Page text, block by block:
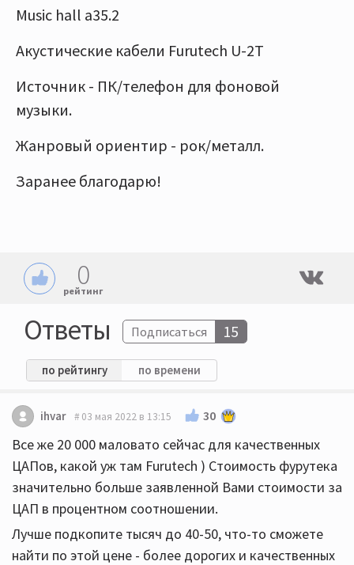
Music hall a35.2
Акустические кабели Furutech U-2T
Источник - ПК/телефон для фоновой
музыки.
Жанровый ориентир - рок/металл.
Заранее благодарю!
0
рейтинг
Ответы Подписаться 15
по рейтингу по времени
ihvar 03 мая 2022 в 13:15 30
Все же 20 000 маловато сейчас для качественных
ЦАПов, какой уж там Furutech ) Стоимость фурутека
значительно больше заявленной Вами стоимости за
ЦАП в процентном соотношении.
Лучше подкопите тысяч до 40-50, что-то сможете
найти по этой цене - более дорогих и качественных